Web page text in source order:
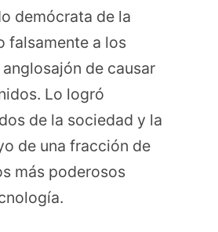
demócrata de la
falsamente a los
de causar
Lo logró
de la sociedad y la
de una fracción de
más poderosos